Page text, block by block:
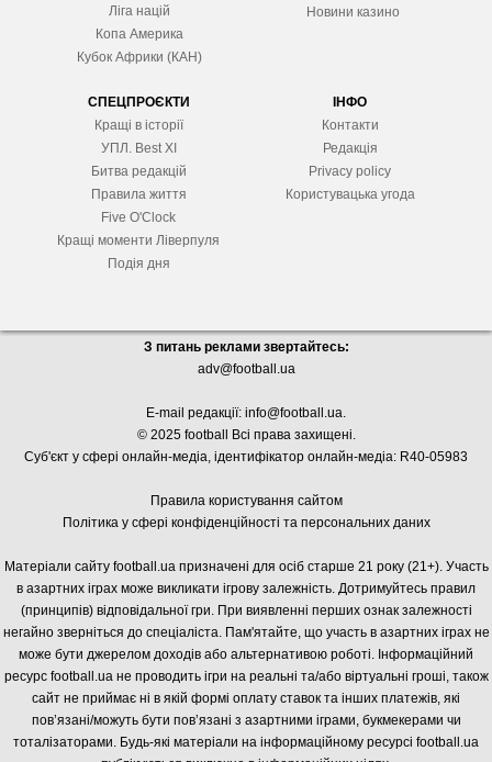
Ліга націй
Копа Америка
Кубок Африки (КАН)
Новини казино
СПЕЦПРОЄКТИ
Кращі в історії
УПЛ. Best XІ
Битва редакцій
Правила життя
Five O'Clock
Кращі моменти Ліверпуля
Подія дня
ІНФО
Контакти
Редакція
Privacy policy
Користувацька угода
З питань реклами звертайтесь:
adv@football.ua
E-mail редакції: info@football.ua.
© 2025 football Всі права захищені.
Суб'єкт у сфері онлайн-медіа, ідентифікатор онлайн-медіа: R40-05983
Правила користування сайтом
Політика у сфері конфіденційності та персональних даних
Матеріали сайту football.ua призначені для осіб старше 21 року (21+). Участь
в азартних іграх може викликати ігрову залежність. Дотримуйтесь правил
(принципів) відповідальної гри. При виявленні перших ознак залежності
негайно зверніться до спеціаліста. Пам'ятайте, що участь в азартних іграх не
може бути джерелом доходів або альтернативою роботі. Інформаційний
ресурс football.ua не проводить ігри на реальні та/або віртуальні гроші, також
сайт не приймає ні в якій формі оплату ставок та інших платежів, які
пов’язані/можуть бути пов’язані з азартними іграми, букмекерами чи
тоталізаторами. Будь-які матеріали на інформаційному ресурсі football.ua